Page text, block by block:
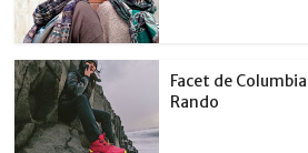
Facet de
Rando